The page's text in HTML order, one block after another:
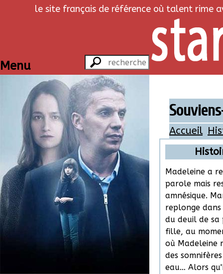
le site français de référence où talent rime
Menu
Accueil
Madeleine a
parole mais
amnésique.
replonge
du deuil de sa
fille, au
où Madeleine
des
eau… Alors